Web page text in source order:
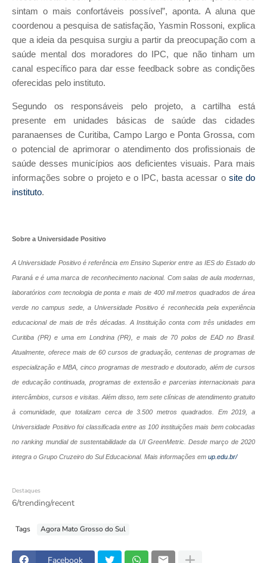
sintam o mais confortáveis possível”, aponta. A aluna que
coordenou a pesquisa de satisfação, Yasmin Rossoni, explica
que a ideia da pesquisa surgiu a partir da preocupação com a
saúde mental dos moradores do IPC, que não tinham um
canal específico para dar esse feedback sobre as condições
oferecidas pelo instituto.
Segundo os responsáveis pelo projeto, a cartilha está
presente em unidades básicas de saúde das cidades
paranaenses de Curitiba, Campo Largo e Ponta Grossa, com
o potencial de aprimorar o atendimento dos profissionais de
saúde desses municípios aos deficientes visuais. Para mais
informações sobre o projeto e o IPC, basta acessar o site do
instituto.
Sobre a Universidade Positivo
A Universidade Positivo é referência em Ensino Superior entre as IES do Estado do
Paraná e é uma marca de reconhecimento nacional. Com salas de aula modernas,
laboratórios com tecnologia de ponta e mais de 400 mil metros quadrados de área
verdeno campus sede, a Universidade Positivo é reconhecida pela experiência
educacional de mais de três décadas. A Instituição conta com três unidades em
Curitiba (PR) e uma em Londrina (PR), e mais de 70 polos de EAD no Brasil.
Atualmente, oferece mais de 60 cursos de graduação, centenas de programas de
especialização e MBA, cinco programas de mestrado e doutorado, além de cursos
de educação continuada, programas de extensão e parcerias internacionais para
intercâmbios, cursos e visitas. Além disso, tem sete clínicas de atendimento gratuito
à comunidade, que totalizam cerca de 3.500 metros quadrados. Em 2019, a
Universidade Positivo foi classificada entre as 100 instituições mais bem colocadas
no ranking mundial de sustentabilidade da UI GreenMetric. Desde março de 2020
integra o Grupo Cruzeiro do Sul Educacional. Mais informações em up.edu.br/
Destaques
6/trending/recent
Tags Agora Mato Grosso do Sul
Facebook